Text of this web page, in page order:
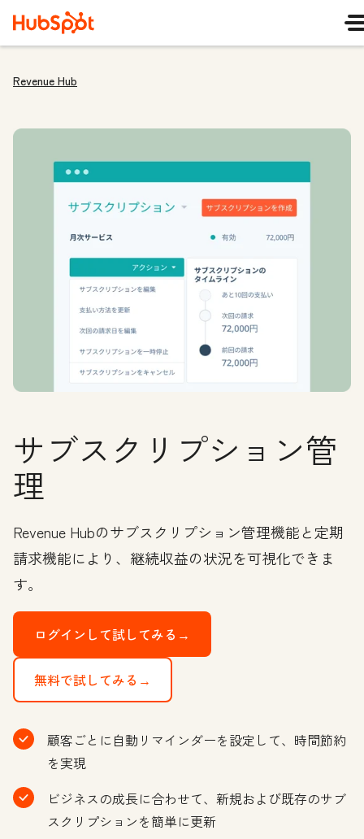
Revenue Hub
サブスクリプション管
理
Revenue Hubのサブスクリプション管理機能と定期
請求機能により、継続収益の状況を可視化できま
す。
ログインして試してみる→
無料で試してみる→
顧客ごとに自動リマインダーを設定して、時間節約
を実現
ビジネスの成長に合わせて、新規および既存のサブ
スクリプションを簡単に更新